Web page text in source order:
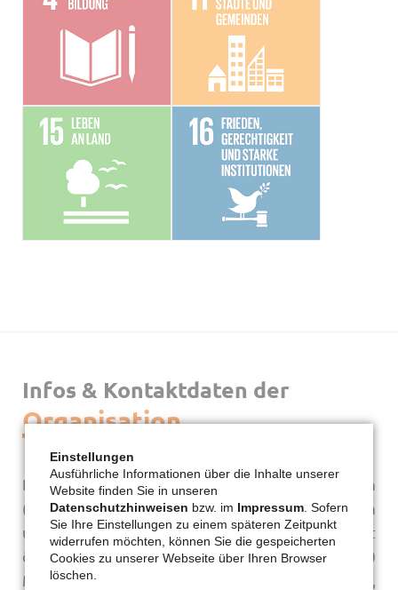
Infos & Kontaktdaten der
Organisation
Die Gemeinschaft Chemin Neuf ist 1973 in Lyon
(Frankreich) aus einem Gebetskreis entstanden
und ist eine katholische Gemeinschaft mit
ökumenischer Berufung. Sie hat heute ca. 2000
Mitglieder in rund 30 Ländern. Ehepaare, Familien,
Einstellungen
Ausführliche Informationen über die Inhalte unserer
Website finden Sie in unseren
Datenschutzhinweisen bzw. im Impressum . Sofern
Sie Ihre Einstellungen zu einem späteren Zeitpunkt
widerrufen möchten, können Sie die gespeicherten
Cookies zu unserer Webseite über Ihren Browser
löschen.